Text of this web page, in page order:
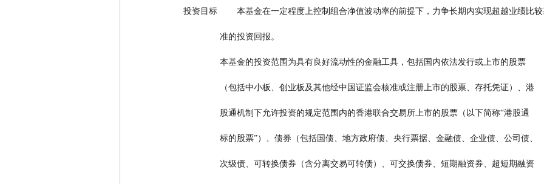
投资目标        本基金在一定程度上控制组合净值波动率的前提下，力争长期内实现超越业绩比
                准的投资回报。
                本基金的投资范围为具有良好流动性的金融工具，包括国内依法发行或上市的股票
                （包括中小板、创业板及其他经中国证监会核准或注册上市的股票、存托凭证）、港
                股通机制下允许投资的规定范围内的香港联合交易所上市的股票（以下简称“港股通
                标的股票”）、债券（包括国债、地方政府债、央行票据、金融债、企业债、公司债、
                次级债、可转换债券（含分离交易可转债）、可交换债券、短期融资券、超短期融资